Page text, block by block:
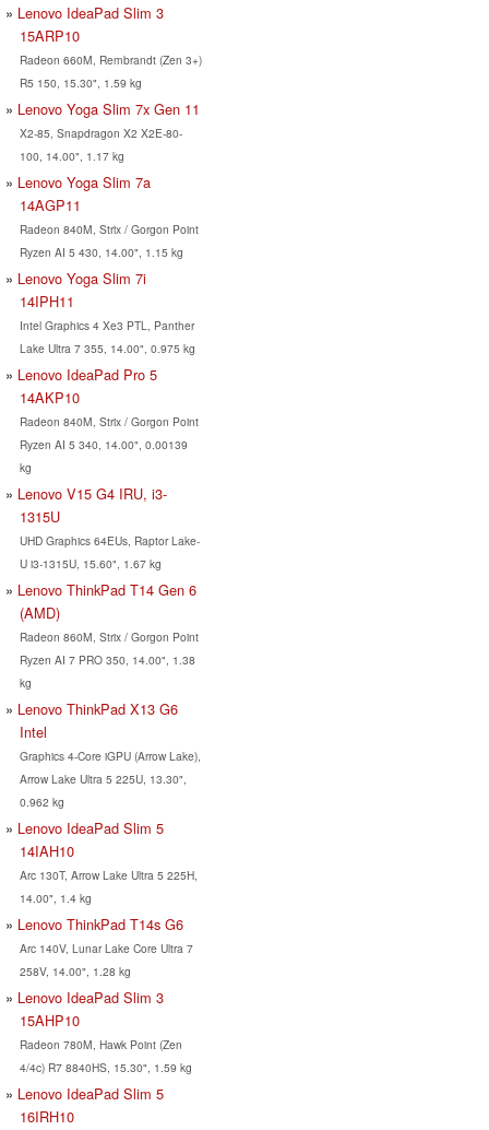
Lenovo IdeaPad Slim 3
15ARP10
Radeon 660M, Rembrandt (Zen 3+)
R5 150, 15.30", 1.59 kg
Lenovo Yoga Slim 7x Gen 11
X2-85, Snapdragon X2 X2E-80-
100, 14.00", 1.17 kg
Lenovo Yoga Slim 7a
14AGP11
Radeon 840M, Strix / Gorgon Point
Ryzen AI 5 430, 14.00", 1.15 kg
Lenovo Yoga Slim 7i
14IPH11
Intel Graphics 4 Xe3 PTL, Panther
Lake Ultra 7 355, 14.00", 0.975 kg
Lenovo IdeaPad Pro 5
14AKP10
Radeon 840M, Strix / Gorgon Point
Ryzen AI 5 340, 14.00", 0.00139
kg
Lenovo V15 G4 IRU, i3-
1315U
UHD Graphics 64EUs, Raptor Lake-
U i3-1315U, 15.60", 1.67 kg
Lenovo ThinkPad T14 Gen 6
(AMD)
Radeon 860M, Strix / Gorgon Point
Ryzen AI 7 PRO 350, 14.00", 1.38
kg
Lenovo ThinkPad X13 G6
Intel
Graphics 4-Core iGPU (Arrow Lake),
Arrow Lake Ultra 5 225U, 13.30",
0.962 kg
Lenovo IdeaPad Slim 5
14IAH10
Arc 130T, Arrow Lake Ultra 5 225H,
14.00", 1.4 kg
Lenovo ThinkPad T14s G6
Arc 140V, Lunar Lake Core Ultra 7
258V, 14.00", 1.28 kg
Lenovo IdeaPad Slim 3
15AHP10
Radeon 780M, Hawk Point (Zen
4/4c) R7 8840HS, 15.30", 1.59 kg
Lenovo IdeaPad Slim 5
16IRH10